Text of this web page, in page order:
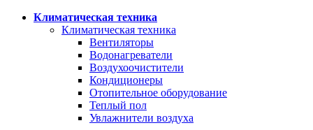
Климатическая техника
Климатическая техника
Вентиляторы
Водонагреватели
Воздухоочистители
Кондиционеры
Отопительное оборудование
Теплый пол
Увлажнители воздуха